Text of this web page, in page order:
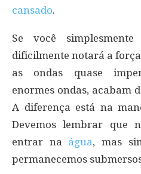
cansado.
Se você
dificilmente notará a
as ondas quase
enormes ondas, acabam
A diferença está na
Devemos lembrar que
entrar na água, mas
permanecemos